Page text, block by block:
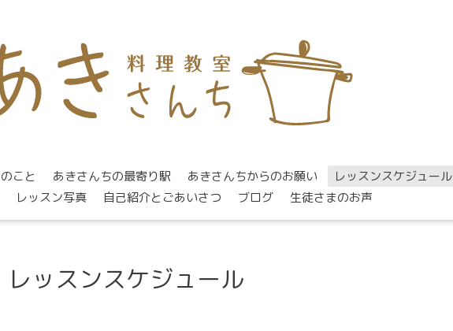
こと あきさんちの最寄り駅 あきさんちからのお願い
レッスンスケジュール
レッスン写真 自己紹介とごあいさつ ブログ 生徒さまのお声
レッスンスケジュール